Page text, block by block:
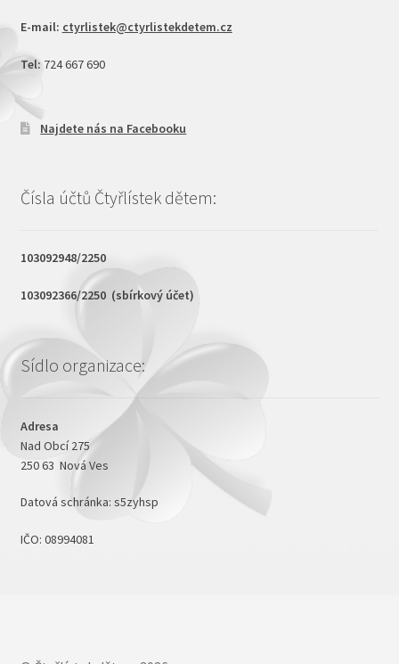
E-mail: ctyrlistek@ctyrlistekdetem.cz
Tel: 724 667 690
Najdete nás na Facebooku
Čísla účtů Čtyřlístek dětem:
103092948/2250
103092366/2250 (sbírkový účet)
Sídlo organizace:
Adresa
Nad Obcí 275
250 63 Nová Ves
Datová schránka: s5zyhsp
IČO: 08994081